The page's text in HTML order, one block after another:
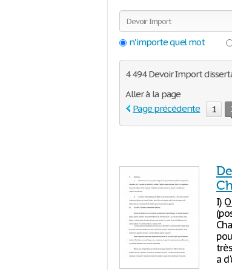
n'importe quel mot
4 494 Devoir Import
Aller à la page
Page précédente
1
I)
a